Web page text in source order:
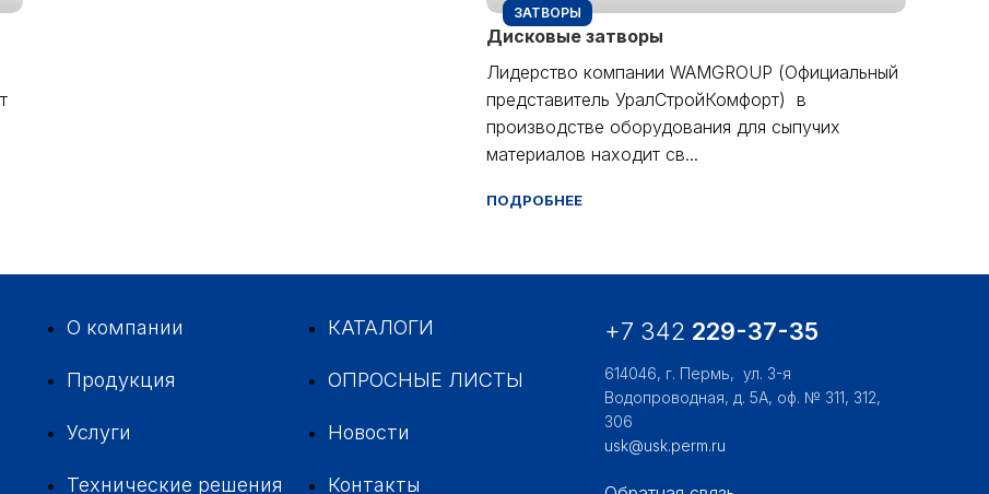
ЗАТВОРЫ
Дисковые затворы
Лидерство компании WAMGROUP (Официальный
представитель УралСтройКомфорт) в
производстве оборудования для сыпучих
материалов находит св...
ПОДРОБНЕЕ
О компании
Продукция
Услуги
Технические решения
КАТАЛОГИ
ОПРОСНЫЕ ЛИСТЫ
Новости
Контакты
+7 342 229-37-35
614046, г. Пермь, ул. 3-я
Водопроводная, д. 5А, оф. № 311, 312,
306
usk@usk.perm.ru